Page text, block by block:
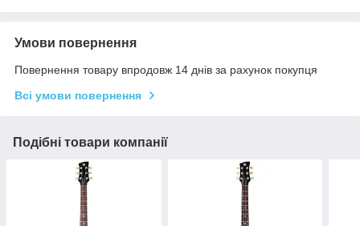
Умови повернення
Повернення товару впродовж 14 днів за рахунок покупця
Всі умови повернення
Подібні товари компанії